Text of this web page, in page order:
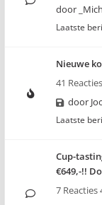
door
Laatste
Nieuwe
41
door
Laatste
Cup-
€649,-!!
7 Reacties